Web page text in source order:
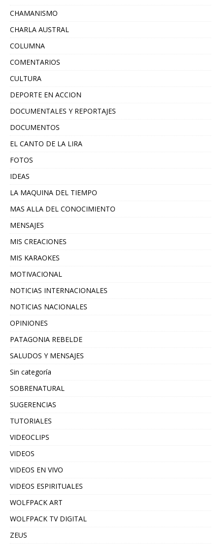
CHAMANISMO
CHARLA AUSTRAL
COLUMNA
COMENTARIOS
CULTURA
DEPORTE EN ACCION
DOCUMENTALES Y REPORTAJES
DOCUMENTOS
EL CANTO DE LA LIRA
FOTOS
IDEAS
LA MAQUINA DEL TIEMPO
MAS ALLA DEL CONOCIMIENTO
MENSAJES
MIS CREACIONES
MIS KARAOKES
MOTIVACIONAL
NOTICIAS INTERNACIONALES
NOTICIAS NACIONALES
OPINIONES
PATAGONIA REBELDE
SALUDOS Y MENSAJES
Sin categoría
SOBRENATURAL
SUGERENCIAS
TUTORIALES
VIDEOCLIPS
VIDEOS
VIDEOS EN VIVO
VIDEOS ESPIRITUALES
WOLFPACK ART
WOLFPACK TV DIGITAL
ZEUS